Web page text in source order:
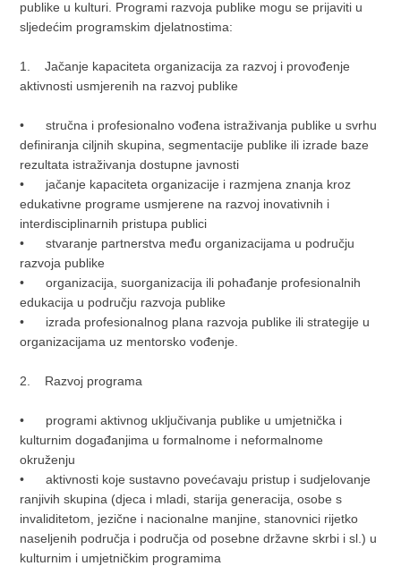
publike u kulturi. Programi razvoja publike mogu se prijaviti u
sljedećim programskim djelatnostima:
1. Jačanje kapaciteta organizacija za razvoj i provođenje
aktivnosti usmjerenih na razvoj publike
• stručna i profesionalno vođena istraživanja publike u svrhu
definiranja ciljnih skupina, segmentacije publike ili izrade baze
rezultata istraživanja dostupne javnosti
• jačanje kapaciteta organizacije i razmjena znanja kroz
edukativne programe usmjerene na razvoj inovativnih i
interdisciplinarnih pristupa publici
• stvaranje partnerstva među organizacijama u području
razvoja publike
• organizacija, suorganizacija ili pohađanje profesionalnih
edukacija u području razvoja publike
• izrada profesionalnog plana razvoja publike ili strategije u
organizacijama uz mentorsko vođenje.
2. Razvoj programa
• programi aktivnog uključivanja publike u umjetnička i
kulturnim događanjima u formalnome i neformalnome
okruženju
• aktivnosti koje sustavno povećavaju pristup i sudjelovanje
ranjivih skupina (djeca i mladi, starija generacija, osobe s
invaliditetom, jezične i nacionalne manjine, stanovnici rijetko
naseljenih područja i područja od posebne državne skrbi i sl.) u
kulturnim i umjetničkim programima